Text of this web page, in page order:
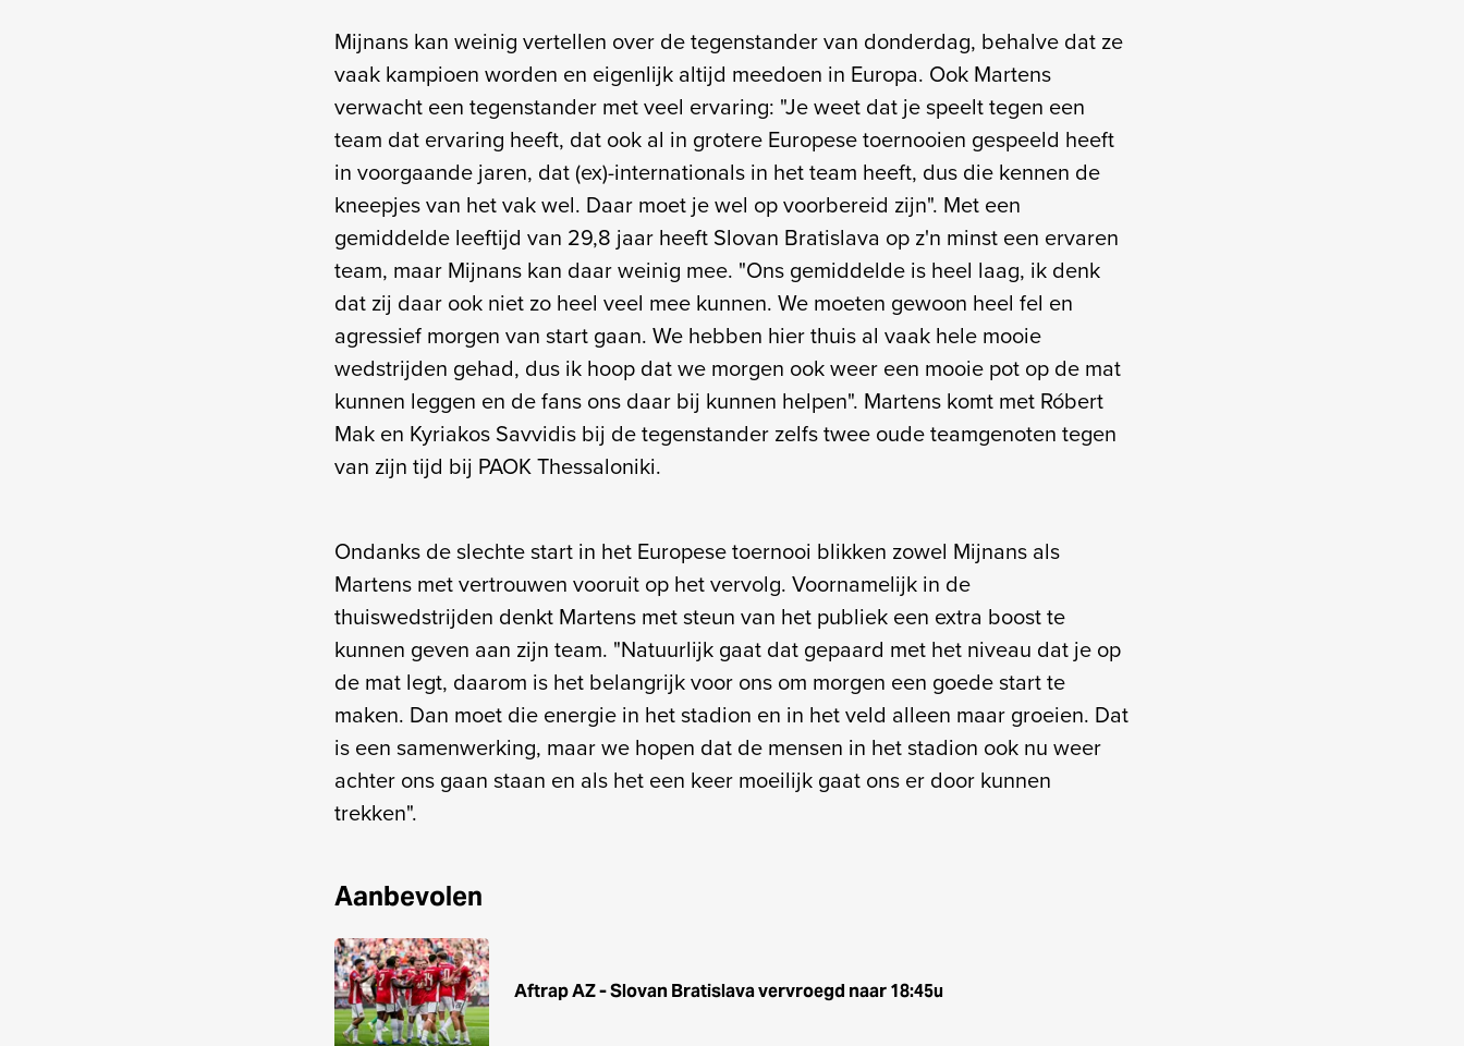
Mijnans kan weinig vertellen over de tegenstander van donderdag, behalve dat ze
vaak kampioen worden en eigenlijk altijd meedoen in Europa. Ook Martens
verwacht een tegenstander met veel ervaring: "Je weet dat je speelt tegen een
team dat ervaring heeft, dat ook al in grotere Europese toernooien gespeeld heeft
in voorgaande jaren, dat (ex)-internationals in het team heeft, dus die kennen de
kneepjes van het vak wel. Daar moet je wel op voorbereid zijn". Met een
gemiddelde leeftijd van 29,8 jaar heeft Slovan Bratislava op z'n minst een ervaren
team, maar Mijnans kan daar weinig mee. "Ons gemiddelde is heel laag, ik denk
dat zij daar ook niet zo heel veel mee kunnen. We moeten gewoon heel fel en
agressief morgen van start gaan. We hebben hier thuis al vaak hele mooie
wedstrijden gehad, dus ik hoop dat we morgen ook weer een mooie pot op de mat
kunnen leggen en de fans ons daar bij kunnen helpen". Martens komt met Róbert
Mak en Kyriakos Savvidis bij de tegenstander zelfs twee oude teamgenoten tegen
van zijn tijd bij PAOK Thessaloniki.
Ondanks de slechte start in het Europese toernooi blikken zowel Mijnans als
Martens met vertrouwen vooruit op het vervolg. Voornamelijk in de
thuiswedstrijden denkt Martens met steun van het publiek een extra boost te
kunnen geven aan zijn team. "Natuurlijk gaat dat gepaard met het niveau dat je op
de mat legt, daarom is het belangrijk voor ons om morgen een goede start te
maken. Dan moet die energie in het stadion en in het veld alleen maar groeien. Dat
is een samenwerking, maar we hopen dat de mensen in het stadion ook nu weer
achter ons gaan staan en als het een keer moeilijk gaat ons er door kunnen
trekken".
Aanbevolen
Aftrap AZ - Slovan Bratislava vervroegd naar 18:45u